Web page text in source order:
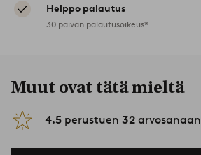
Helppo palautus
30 päivän palautusoikeus*
Muut ovat tätä mieltä
4.5 perustuen 32 arvosanaan